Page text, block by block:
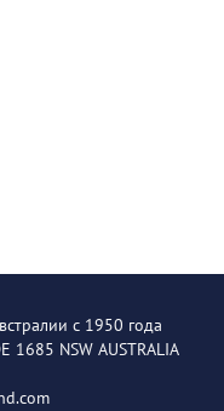
с 1950 года
1685 NSW AUSTRALIA